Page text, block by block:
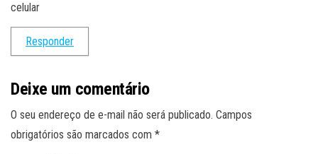
celular
Responder
Deixe um comentário
O seu endereço de e-mail não será publicado. Campos
obrigatórios são marcados com *